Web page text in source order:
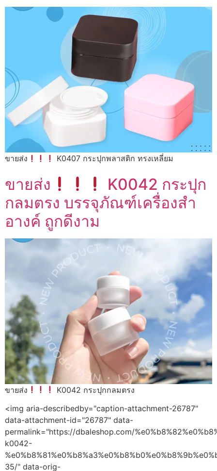
ขายส่ง K0407 กระปุกพลาสติก ทรงเหลี่ยม
ขายส่ง
K0042 กระปุก
กลมตรง บรรจุภัณฑ์เครื่องสำ
อางค์ ถูกดีงาม
ขายส่ง
K0042 กระปุกกลมตรง
<img aria-describedby="caption-attachment-26787"
data-attachment-id="26787" data-
permalink="https://dbaleshop.com/
k0042-
35/" data-orig-